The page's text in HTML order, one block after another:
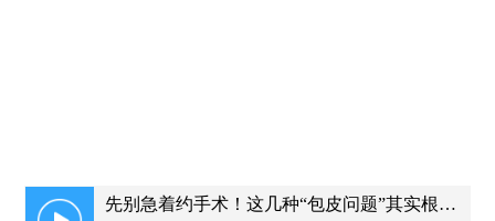
先别急着约手术！这几种“包皮问题”其实根本